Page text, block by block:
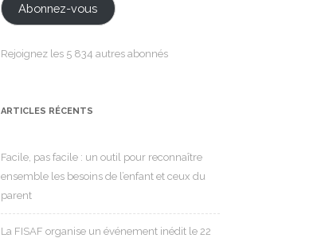
Abonnez-vous
Rejoignez les 5 834 autres abonnés
ARTICLES RÉCENTS
Facile, pas facile : un outil pour reconnaître
ensemble les besoins de l’enfant et ceux du
parent
La FISAF organise un événement inédit le 22